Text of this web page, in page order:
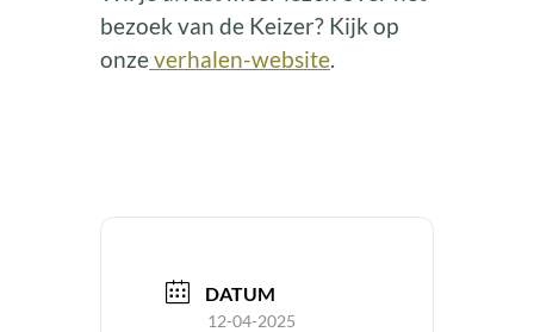
bezoek van de Keizer? Kijk op
onzeverhalen-website.
DATUM
12-04-2025